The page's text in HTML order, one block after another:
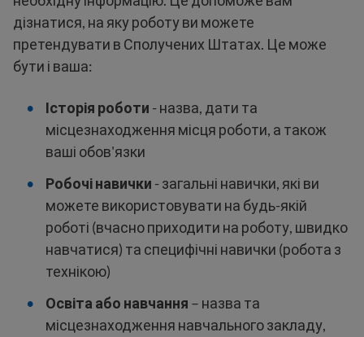
дізнатися, на яку роботу ви можете
претендувати в Сполучених Штатах. Це може
бути і ваша:
Історія роботи - назва, дати та
місцезнаходження місця роботи, а також
ваші обов'язки
Робочі навички - загальні навички, які ви
можете використовувати на будь-якій
роботі (вчасно приходити на роботу, швидко
навчатися) та специфічні навички (робота з
технікою)
Освіта або навчання – назва та
місцезнаходження навчального закладу,